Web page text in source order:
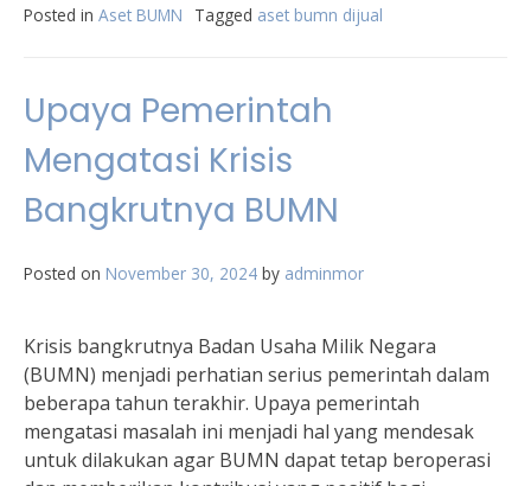
Posted in Aset BUMN Tagged aset bumn dijual
Upaya Pemerintah
Mengatasi Krisis
Bangkrutnya BUMN
Posted on November 30, 2024 by adminmor
Krisis bangkrutnya Badan Usaha Milik Negara
(BUMN) menjadi perhatian serius pemerintah dalam
beberapa tahun terakhir. Upaya pemerintah
mengatasi masalah ini menjadi hal yang mendesak
untuk dilakukan agar BUMN dapat tetap beroperasi